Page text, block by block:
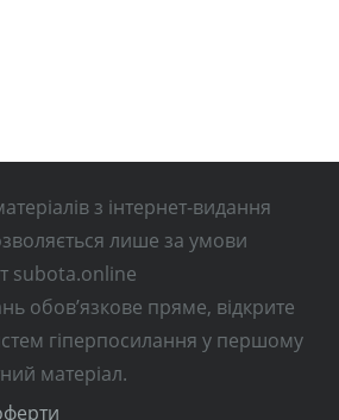
з інтернет-видання
лише за умови
subota.online
обов’язкове пряме, відкрите
гіперпосилання у першому
матеріал.